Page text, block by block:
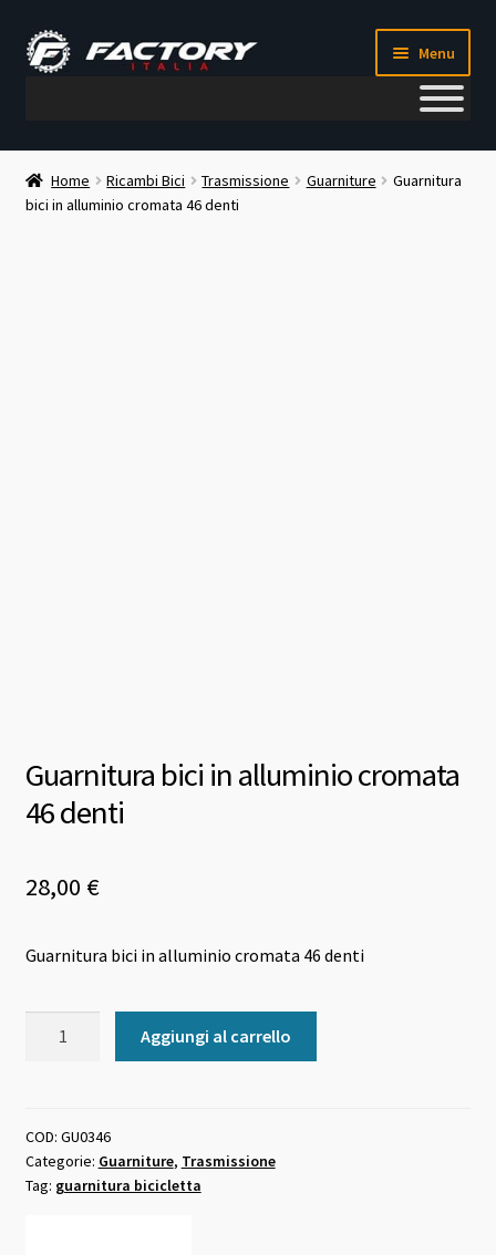
Vai
alla
Vai
al
Menu
Il mio account
Metodi di pagamento
Home Ricambi Bici Trasmissione Guarniture
Guarnitura
bici in alluminio cromata 46 denti
Guarnitura bici in alluminio cromata
46 denti
28,00 €
Guarnitura bici in alluminio cromata 46 denti
cromata
46
denti
Aggiungi al carrello
COD: GU0346
Categorie: Guarniture, Trasmissione
Tag: guarnitura bicicletta